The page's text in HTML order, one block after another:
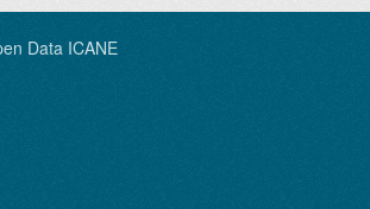
Data ICANE